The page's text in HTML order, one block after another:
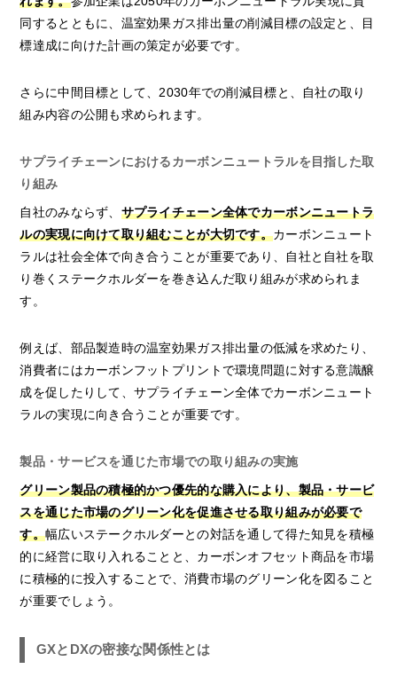
同するとともに、温室効果ガス排出量の削減目標の設定と、目
標達成に向けた計画の策定が必要です。
さらに中間目標として、2030年での削減目標と、自社の取り
組み内容の公開も求められます。
サプライチェーンにおけるカーボンニュートラルを目指した取
り組み
自社のみならず、 サプライチェーン全体でカーボンニュートラ
ルの実現に向けて取り組むことが大切です。カーボンニュート
ラルは社会全体で向き合うことが重要であり、自社と自社を取
り巻くステークホルダーを巻き込んだ取り組みが求められま
す。
例えば、部品製造時の温室効果ガス排出量の低減を求めたり、
消費者にはカーボンフットプリントで環境問題に対する意識醸
成を促したりして、サプライチェーン全体でカーボンニュート
ラルの実現に向き合うことが重要です。
製品・サービスを通じた市場での取り組みの実施
グリーン製品の積極的かつ優先的な購入により、製品・サービ
スを通じた市場のグリーン化を促進させる取り組みが必要で
す。幅広いステークホルダーとの対話を通して得た知見を積極
的に経営に取り入れることと、カーボンオフセット商品を市場
に積極的に投入することで、消費市場のグリーン化を図ること
が重要でしょう。
GXとDXの密接な関係性とは